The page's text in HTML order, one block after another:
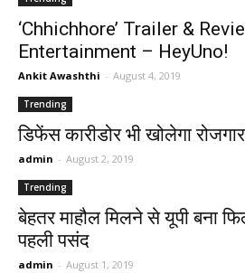
‘Chhichhore’ Trailer &
Entertainment – HeyUno!
Ankit Awashthi - August 4, 2019
Trending
डिफेंस कारीडोर भी खोलेगा
admin - August 2, 2019
Trending
बेहतर माहौल मिलने से यूपी बना
पहली पसंद
admin - August 1, 2019